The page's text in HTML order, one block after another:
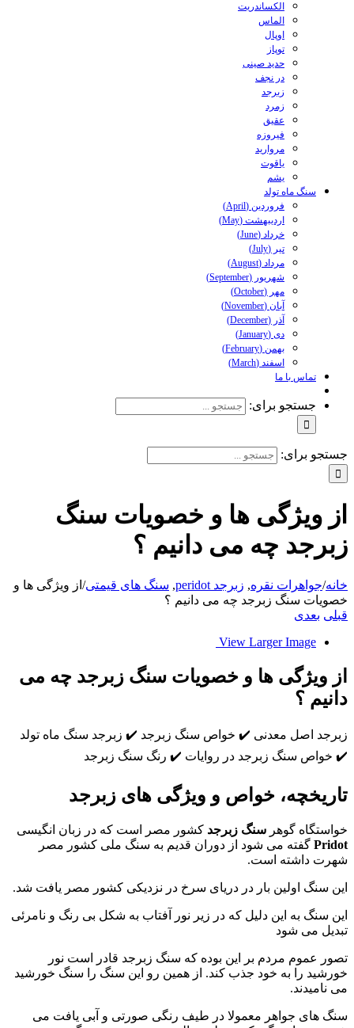
الکساندریت
الماس
اوپال
توپاز
حدید صینی
در نجف
زبرجد
زمرد
عقیق
فیروزه
مروارید
یاقوت
یشم
سنگ ماه تولد
فروردین (April)
اردیبهشت (May)
خرداد (June)
تیر (July)
مرداد (August)
شهریور (September)
مهر (October)
آبان (November)
آذر (December)
دی (January)
بهمن (February)
اسفند (March)
تماس با ما
جستجو برای:
برای:
ویژگی ها و خصویات سنگ
چه می دانیم ؟
/جواهرات نقره,زبرجد peridot ,سنگ های قیمتی/از ویژگی ها و
سنگ زبرجد چه می دانیم ؟
بعدی
View Larger Image
ویژگی ها و خصویات سنگ زبرجد چه می
؟
اصل معدنی ✔️ خواص سنگ زبرجد ✔️ زبرجد سنگ ماه تولد
سنگ زبرجد در روایات ✔️ رنگ سنگ زبرجد
خواص و ویژگی های زبرجد
گوهرسنگ زبرجدکشور مصر است که در زبان انگیسی
گفته می شود از دوران قدیم به سنگ ملی کشور مصر
داشته است.
سنگ اولین بار در دریای سرخ در نزدیکی کشور مصر یافت شد.
سنگ به این دلیل که در زیر نور آفتاب به شکل بی رنگ و نامرئی
می شود
عموم مردم بر این بوده که سنگ زبرجد قادر است نور
را به خود جذب کند. از همین رو این سنگ را سنگ خورشید
های جواهر معمولا در طیف رنگی صورتی و آبی یافت می